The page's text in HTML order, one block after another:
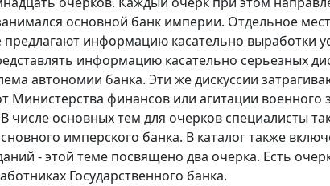
основной банк империи. Отдельное
информацию касательно выработки
информацию касательно серьезных
автономии банка. Эти же дискуссии
Министерства финансов или агитации военного
числе основных тем для очерков специалисты
имперского банка. В каталог также
- этой теме посвящено два очерка. Есть
Государственного банка.